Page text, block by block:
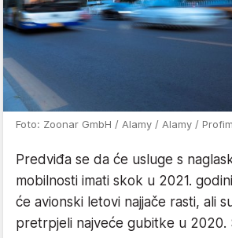
Foto: Zoonar GmbH / Alamy / Alamy /
Predviđa se da će usluge s
mobilnosti imati skok u 2021.
će avionski letovi najjače rasti, ali
pretrpjeli najveće gubitke u 2020.